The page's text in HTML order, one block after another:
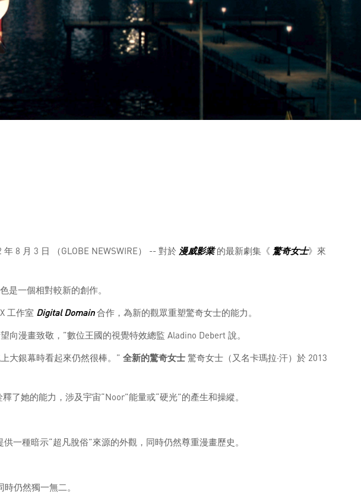
8 月 3 日 （GLOBE NEWSWIRE） -- 對於 漫威影業的最新劇集《 驚奇女士》來
是一個相對較新的創作。
工作室 Digital Domain合作，為新的觀眾重塑驚奇女士的能力。
漫畫致敬，”數位王國的視覺特效總監 Aladino Debert 說。
大銀幕時看起來仍然很棒。” 全新的驚奇女士 驚奇女士（又名卡瑪拉·汗）於 2013
她的能力，涉及宇宙“Noor”能量或“硬光”的產生和操縱。
一種暗示“超凡脫俗”來源的外觀，同時仍然尊重漫畫歷史。
仍然獨一無二。